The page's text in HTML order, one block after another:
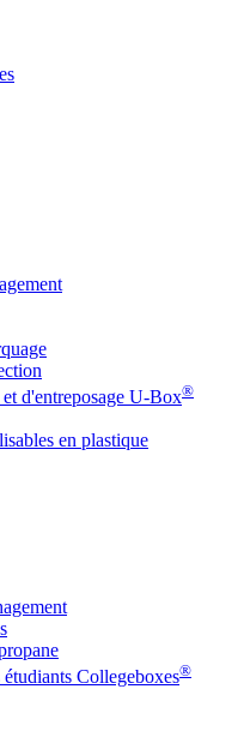
d'entreposage U-Box®
en plastique
Collegeboxes®